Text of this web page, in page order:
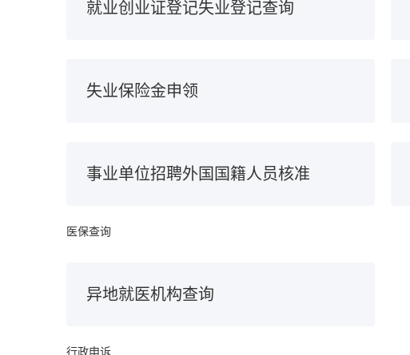
就业创业证登记失业登记查询
失业保险金申领
事业单位招聘外国国籍人员核准
医保查询
异地就医机构查询
行政申诉